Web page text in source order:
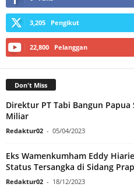
3,205 Pengikut
22,800 Pelanggan
Don't Miss
Direktur PT Tabi Bangun Papua
Miliar
Redaktur02 - 05/04/2023
Eks Wamenkumham Eddy
Status Tersangka di Sidang
Redaktur02 - 18/12/2023